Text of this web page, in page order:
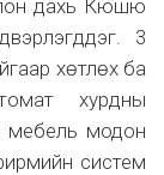
дахь Кюшю
3
хөтлөх ба
хурдны
мебель модон
систем